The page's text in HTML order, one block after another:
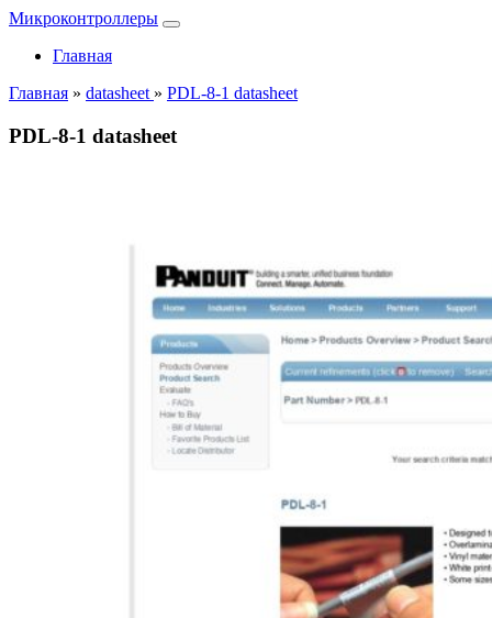
Микроконтроллеры
Главная
Главная » datasheet » PDL-8-1 datasheet
PDL-8-1 datasheet